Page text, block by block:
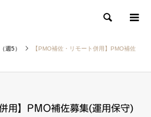
検索
週5）
【PMO補佐・リモート併用】PMO補佐
用】PMO補佐募集(運用保守)